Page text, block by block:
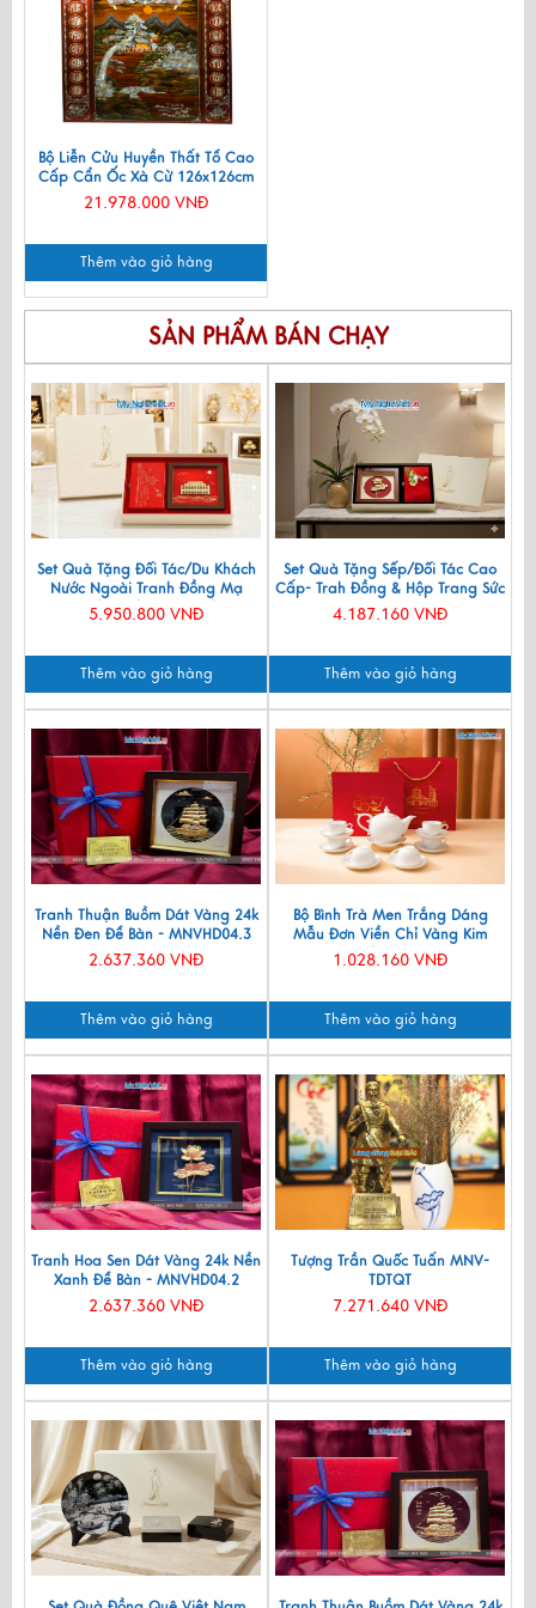
Bộ Liễn Cửu Huyền Thất Tổ Cao
Cấp Cẩn Ốc Xà Cừ 126x126cm
21.978.000 VNĐ
Thêm vào giỏ hàng
SẢN PHẨM BÁN CHẠY
Set Quà Tặng Đối Tác/Du Khách
Nước Ngoài Tranh Đồng Mạ
Vàng 24k & Hộp Trang Sức Sơn
5.950.800 VNĐ
Thêm vào giỏ hàng
Set Quà Tặng Sếp/Đối Tác Cao
Cấp- Trah Đồng & Hộp Trang Sức
Sơn Mài CBQT004
4.187.160 VNĐ
Thêm vào giỏ hàng
Tranh Thuận Buồm Dát Vàng 24k
Nền Đen Để Bàn - MNVHD04.3
2.637.360 VNĐ
Thêm vào giỏ hàng
Bộ Bình Trà Men Trắng Dáng
Mẫu Đơn Viền Chỉ Vàng Kim
550ml BT001-7.2
1.028.160 VNĐ
Thêm vào giỏ hàng
Tranh Hoa Sen Dát Vàng 24k Nền
Xanh Để Bàn - MNVHD04.2
2.637.360 VNĐ
Thêm vào giỏ hàng
Tượng Trần Quốc Tuấn MNV-
TDTQT
7.271.640 VNĐ
Thêm vào giỏ hàng